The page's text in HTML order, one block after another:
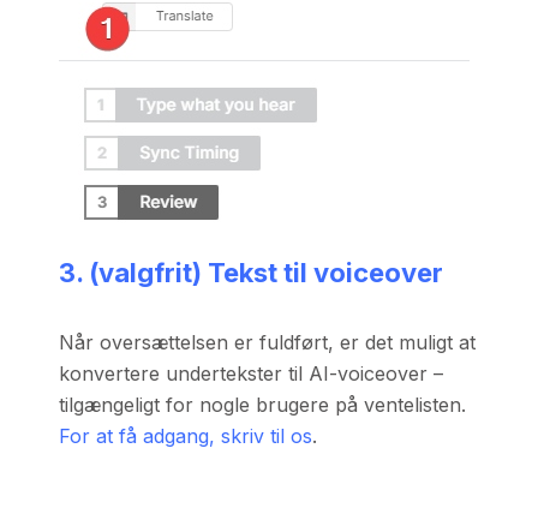
3. (valgfrit) Tekst til voiceover
Når oversættelsen er fuldført, er det muligt at
konvertere undertekster til AI-voiceover –
tilgængeligt for nogle brugere på ventelisten.
For at få adgang, skriv til os.